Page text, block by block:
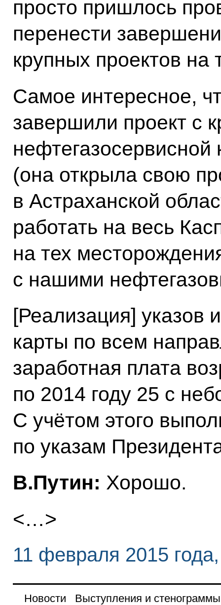
просто пришлось
перенести
крупных проектов на
Самое интересное,
завершили проект с
(она открыла свою
в Астраханской
работать на весь
на тех
с нашими
[Реализация] указов
карты по всем
заработная плата
по 2014 году 25 с
С учётом этого
по указам
В.Путин: Хорошо.
<…>
11 февраля 2015
Новости
Выступления и стенограммы